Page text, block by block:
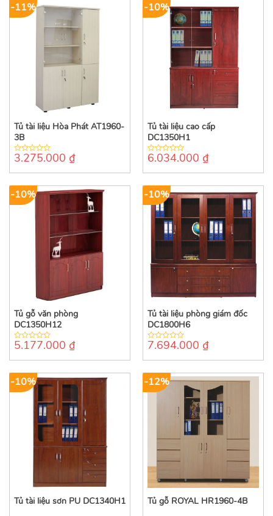
-11%
Tủ tài liệu Hòa Phát AT1960-
3B
0
of
3.275.000 ₫
-10%
Tủ tài liệu cao cấp
DC1350H1
0
of
6.034.000 ₫
-10%
Tủ gỗ văn phòng
DC1350H12
0
of
5.177.000 ₫
-10%
Tủ tài liệu phòng giám đốc
DC1800H6
0
of
7.694.000 ₫
-10%
Tủ tài liệu sơn PU DC1340H1
-12%
Tủ gỗ ROYAL HR1960-4B